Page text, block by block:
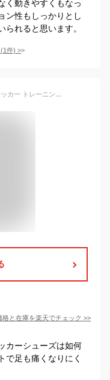
く動きやすくもなっ
ン性もしっかりとし
れると思います。
(1件) >
送料無料 アンブロ キッズ ジュニア サッカー トレーニングシューズ UMBRO はばひろソフトサッカーシューズSB 17-22cm ワイドモデル 子ども用 子供靴 ベルトタイプ 幅広 ローカット サッカーシューズ トレシュー フットボール ブランド スポーツシューズ/UU4XJB33
格と在庫を楽天でチェック >>
カーシューズは如何
で足も痛くなりにく